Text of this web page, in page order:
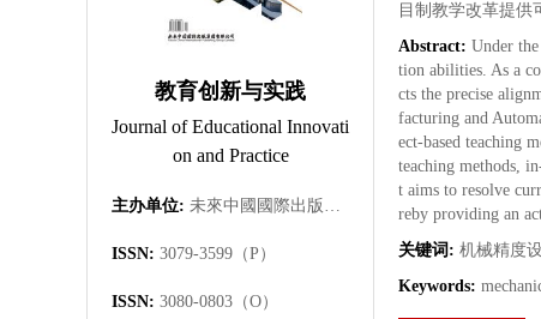
教育创新与实践
Journal of Educational Innovati
on and Practice
主办单位: 未來中國國際出版集團有限公司
ISSN: 3079-3599（P）
ISSN: 3080-0803（O）
目制教学改革提供
Abstract: Under
tion abilities. As a
cts the precise
facturing and
ect-based teaching
teaching methods,
t aims to resolve
reby providing an
关键词: 机械精度
Keywords: